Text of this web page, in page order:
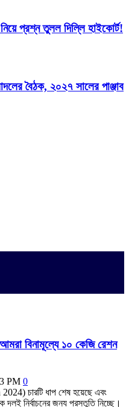
প্রশ্ন তুলল দিল্লি হাইকোর্ট!
বৈঠক, ২০২৭ সালের পাঞ্জাব
বিনামূল্যে ১০ কেজি রেশন
PM 0
চারটি ধাপ শেষ হয়েছে এবং
নির্বাচনের জন্য প্রস্তুতি নিচ্ছে।